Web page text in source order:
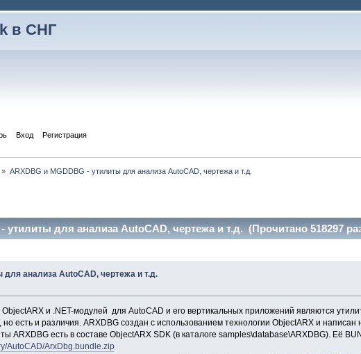
в СНГ
Вход Регистрация
» ARXDBG и MGDDBG - утилиты для анализа AutoCAD, чертежа и т.д.
утилиты для анализа AutoCAD, чертежа и т.д. (Прочитано 518297
для анализа AutoCAD, чертежа и т.д.
и .NET-модулей для AutoCAD и его вертикальных приложений являются
есть и различия. ARXDBG создан с использованием технологии ObjectARX и написан
ARXDBG есть в составе ObjectARX SDK (в каталоге samples\database\ARXDBG). Её
AutoCAD/ArxDbg.bundle.zip